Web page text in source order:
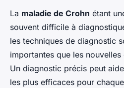
La maladie de Crohn étant
souvent difficile à
les techniques de diagnostic
importantes que les
Un diagnostic précis peut
les plus efficaces pour